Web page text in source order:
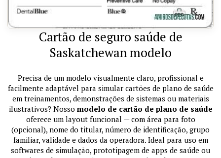
Cartão de seguro saúde de
Saskatchewan modelo
Precisa de um modelo visualmente claro, profissional e
facilmente adaptável para simular cartões de plano de saúde
em treinamentos, demonstrações de sistemas ou materiais
ilustrativos? Nosso modelo de cartão de plano de saúde
oferece um layout funcional — com área para foto
(opcional), nome do titular, número de identificação, grupo
familiar, validade e dados da operadora. Ideal para uso em
softwares de simulação, prototipagem de apps de saúde ou